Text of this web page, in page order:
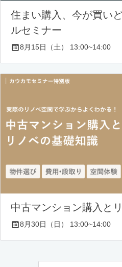
住まい購入、今が買い
ルセミナー
8月15日（土） 13:00~14:00
中古マンション購入と
8月30日（日） 13:00~14:00